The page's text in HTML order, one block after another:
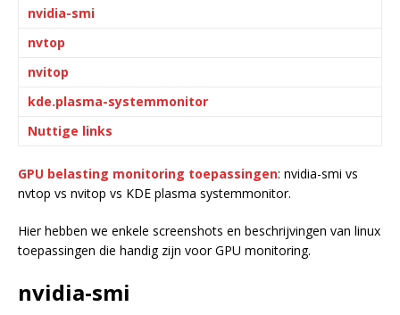
nvidia-smi
nvtop
nvitop
kde.plasma-systemmonitor
Nuttige links
GPU belasting monitoring toepassingen: nvidia-smi vs
nvtop vs nvitop vs KDE plasma systemmonitor.
Hier hebben we enkele screenshots en beschrijvingen van linux
toepassingen die handig zijn voor GPU monitoring.
nvidia-smi